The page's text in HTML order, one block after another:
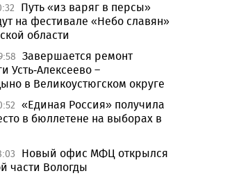
Путь «из варяг в персы»
на фестивале «Небо славян»
области
Завершается ремонт
Усть-Алексеево –
в Великоустюгском округе
«Единая Россия» получила
в бюллетене на выборах в
Новый офис МФЦ открылся
части Вологды